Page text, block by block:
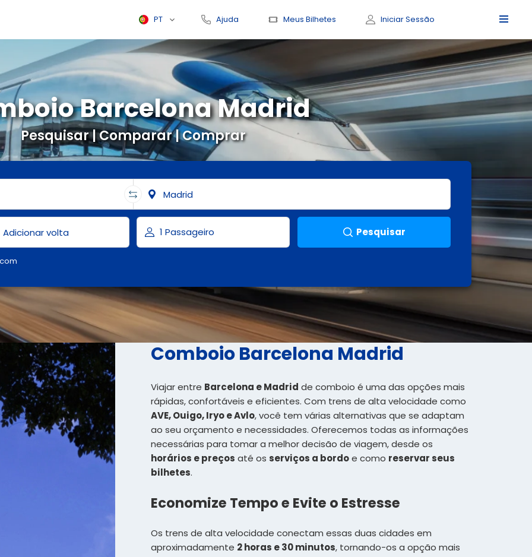
PT Ajuda Meus Bilhetes Iniciar Sessão
Pesquisar | Comparar | Comprar
Barcelona Madrid
Pesquisar
Comboio Barcelona Madrid
Viajar entre Barcelona e Madrid de comboio é uma das opções mais
rápidas, confortáveis e eficientes. Com trens de alta velocidade como
AVE, Ouigo, Iryo e Avlo, você tem várias alternativas que se adaptam
ao seu orçamento e necessidades. Oferecemos todas as informações
necessárias para tomar a melhor decisão de viagem, desde os
horários e preços até os serviços a bordoe como reservar seus
bilhetes.
Economize Tempo e Evite o Estresse
Os trens de alta velocidade conectam essas duas cidades em
aproximadamente 2 horas e 30 minutos, tornando-os a opção mais